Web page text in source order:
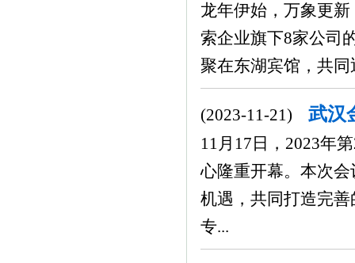
龙年伊始，万象更
索企业旗下8家公司
聚在东湖宾馆，共
(2023-11-21) 武汉
11月17日，2023年
心隆重开幕。本次
机遇，共同打造完
专...